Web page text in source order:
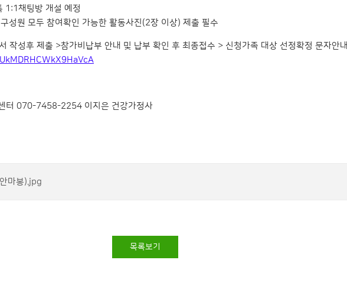
1:1채팅방 개설 예정
성원 모두 참여확인 가능한 활동사진(2장 이상) 제출 필수
작성후 제출 >참가비납부 안내 및 납부 확인 후 최종접수 > 신청가족 대상 선정확정 문자안내
터 070-7458-2254 이지은 건강가정사
마봉).jpg
목록보기